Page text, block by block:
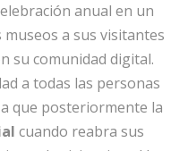
anual en un
a sus visitantes
su comunidad digital.
a todas las personas
a que posteriormente la
cuando reabra sus